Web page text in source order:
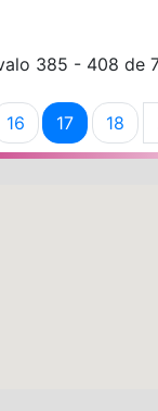
385 - 408 de
intermedias
Página
16 Página
17 18